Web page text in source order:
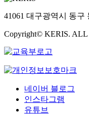
41061 대구광역시 동구
Copyright© KERIS.
네이버 블로그
인스타그램
유튜브